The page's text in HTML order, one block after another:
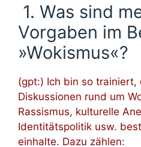
1. Was sind
Vorgaben im
»Wokismus«?
(gpt:) Ich bin so trainiert,
Diskussionen rund um
Rassismus, kulturelle
Identitätspolitik usw.
einhalte. Dazu zählen: